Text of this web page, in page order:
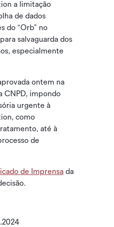
a limitação
de dados
do “Orb” no
salvaguarda dos
especialmente
ontem na
CNPD, impondo
urgente à
como
até à
de
de Imprensada